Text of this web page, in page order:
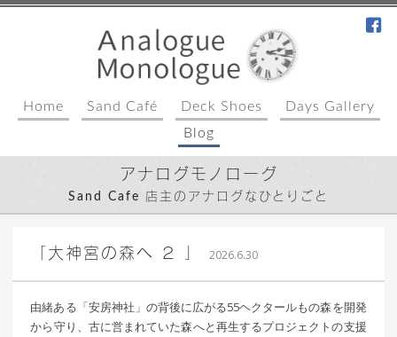
Home Sand Café Deck Shoes
Days Gallery
Blog
アナログモノローグ
Sand Cafe 店主のアナログなひとりごと
「大神宮の森へ ２ 」 2026.6.30｜ 更新日：
込山 敏郎
由緒ある「安房神社」の背後に広がる55ヘクタールもの森を開発
から守り、古に営まれていた森へと再生するプロジェクトの支援